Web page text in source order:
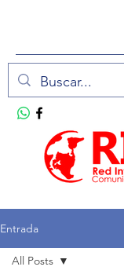
Entrada
All Posts